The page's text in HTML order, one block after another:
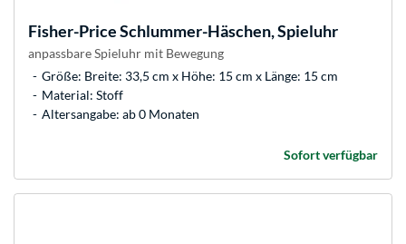
Fisher-PriceSchlummer-Häschen, Spieluhr
anpassbare Spieluhr mit Bewegung
Größe: Breite: 33,5 cm x Höhe: 15 cm x Länge: 15 cm
Material: Stoff
Altersangabe: ab 0 Monaten
Sofort verfügbar